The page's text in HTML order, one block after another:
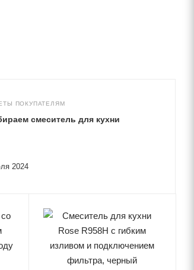
ПОКУПАТЕЛЯМ
2024
смеситель для кухни